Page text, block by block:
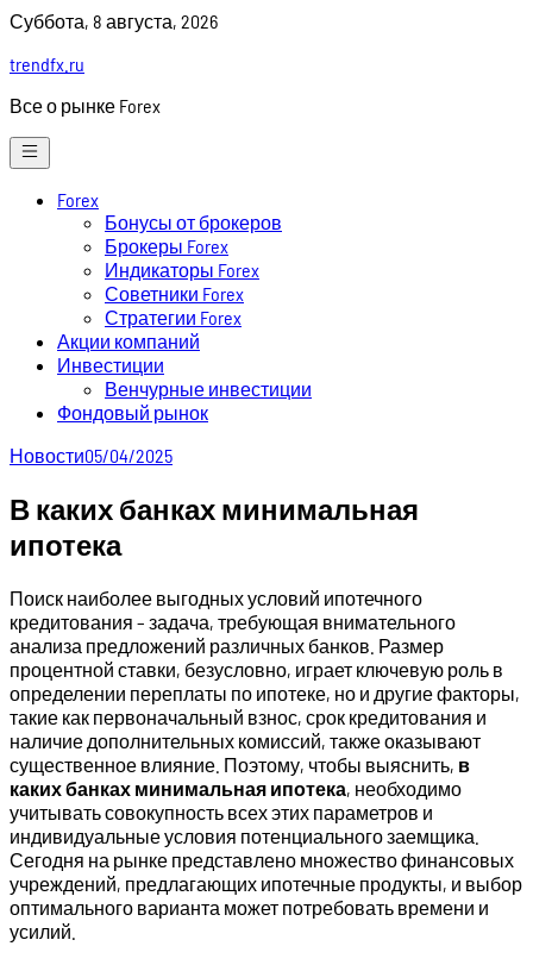
Skip
content
Суббота, 8 августа, 2026
trendfx.ru
Все о рынке Forex
Forex
Бонусы от брокеров
Брокеры Forex
Индикаторы Forex
Советники Forex
Стратегии Forex
Акции компаний
Инвестиции
Венчурные инвестиции
Фондовый рынок
Новости05/04/2025
В каких банках минимальная
ипотека
Поиск наиболее выгодных условий ипотечного
кредитования – задача, требующая внимательного
анализа предложений различных банков. Размер
процентной ставки, безусловно, играет ключевую роль в
определении переплаты по ипотеке, но и другие факторы,
такие как первоначальный взнос, срок кредитования и
наличие дополнительных комиссий, также оказывают
существенное влияние. Поэтому, чтобы выяснить, в
каких банках минимальная ипотека, необходимо
учитывать совокупность всех этих параметров и
индивидуальные условия потенциального заемщика.
Сегодня на рынке представлено множество финансовых
учреждений, предлагающих ипотечные продукты, и выбор
оптимального варианта может потребовать времени и
усилий.